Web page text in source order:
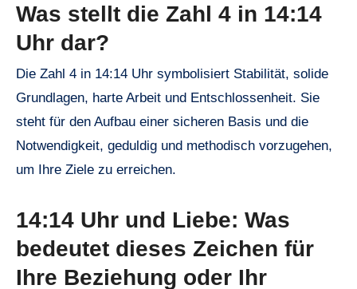
Was stellt die Zahl 4 in 14:14
Uhr dar?
Die Zahl 4 in 14:14 Uhr symbolisiert Stabilität, solide
Grundlagen, harte Arbeit und Entschlossenheit. Sie
steht für den Aufbau einer sicheren Basis und die
Notwendigkeit, geduldig und methodisch vorzugehen,
um Ihre Ziele zu erreichen.
14:14 Uhr und Liebe: Was
bedeutet dieses Zeichen für
Ihre Beziehung oder Ihr